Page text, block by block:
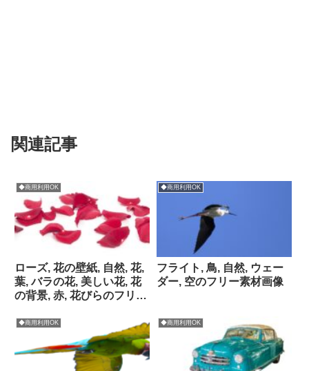
関連記事
◆商用利用OK
ローズ, 花の壁紙, 自然, 花,
葉, バラの花, 美しい花, 花
の背景, 赤, 花びらのフリー
◆商用利用OK
フライト, 鳥, 自然, ウェー
ダー, 空のフリー素材画像
◆商用利用OK ◆商用利用OK